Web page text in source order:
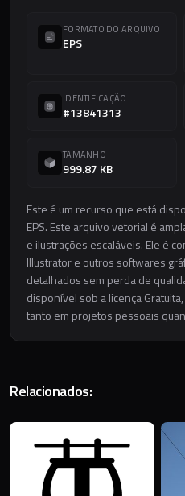
FORMATO DO ARQUIVO
EPS
IDENTIFICAÇÃO
#13841313
TAMANHO
999.87 KB
Este é um recurso que está
EPS. Este arquivo vetorial é
e ilustrações escaláveis. Ele é
Illustrator e outros softwares
detalhados sem perda de
disponível sob a licença
tanto em projetos pessoais
Relacionados: